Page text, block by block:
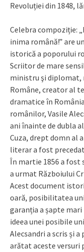
Revoluției din 1848,
Celebra compoziție:
inima română!” are
istorică a poporului
Scriitor de mare
ministru şi diplomat,
Române, creator al
dramatice în
românilor, Vasile
ani înainte de dubla
Cuza, drept domn al
literar a fost
În martie 1856 a fost
a urmat Războiului
Acest document
oară, posibilitatea
garanția a șapte
ideea unei posibile
Alecsandri a scris și
arătat aceste versuri